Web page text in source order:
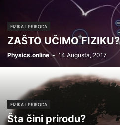
FIZIKA I PRIRODA
ZAŠTO UČIMO FIZIKU?
Physics.online - 14 Augusta, 2017
FIZIKA I PRIRODA
Šta čini prirodu?